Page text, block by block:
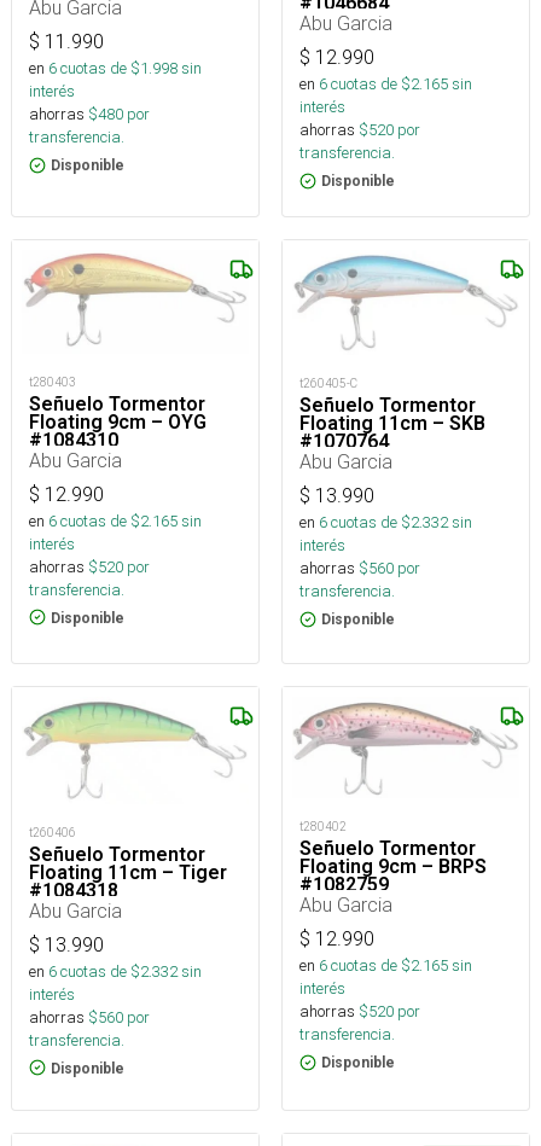
Abu Garcia
$ 11.990
en 6cuotas de $1.998sin
interés
ahorras $480 por
transferencia.
Disponible
Abu Garcia
$ 12.990
en 6cuotas de $2.165sin
interés
ahorras $520 por
transferencia.
Disponible
t280403
Señuelo Tormentor
Floating 9cm – OYG
#1084310
Abu Garcia
$ 12.990
en 6cuotas de $2.165sin
interés
ahorras $520 por
transferencia.
Disponible
t260405-C
Señuelo Tormentor
Floating 11cm – SKB
#1070764
Abu Garcia
$ 13.990
en 6cuotas de $2.332sin
interés
ahorras $560 por
transferencia.
Disponible
t260406
Señuelo Tormentor
Floating 11cm – Tiger
#1084318
Abu Garcia
$ 13.990
en 6cuotas de $2.332sin
interés
ahorras $560 por
transferencia.
Disponible
t280402
Señuelo Tormentor
Floating 9cm – BRPS
#1082759
Abu Garcia
$ 12.990
en 6cuotas de $2.165sin
interés
ahorras $520 por
transferencia.
Disponible